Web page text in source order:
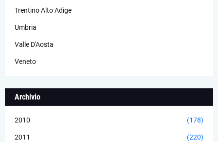
Trentino Alto Adige
Umbria
Valle D'Aosta
Veneto
Archivio
2010 (178)
2011 (220)